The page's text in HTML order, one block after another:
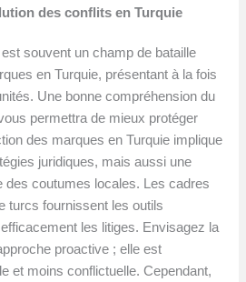
des conflits en Turquie
souvent un champ de bataille
en Turquie, présentant à la fois
Une bonne compréhension du
permettra de mieux protéger
des marques en Turquie implique
juridiques, mais aussi une
des coutumes locales. Les cadres
turcs fournissent les outils
les litiges. Envisagez la
proactive ; elle est
et moins conflictuelle. Cependant,